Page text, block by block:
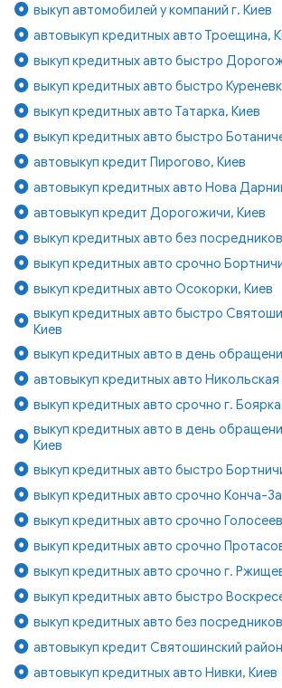
выкуп автомобилей у компаний г. Киев
автовыкуп кредитных авто Троещина,
выкуп кредитных авто быстро
выкуп кредитных авто быстро
выкуп кредитных авто Татарка, Киев
выкуп кредитных авто быстро
автовыкуп кредит Пирогово, Киев
автовыкуп кредитных авто Нова
автовыкуп кредит Дорогожичи, Киев
выкуп кредитных авто без
выкуп кредитных авто срочно
выкуп кредитных авто Осокорки, Киев
выкуп кредитных авто быстро
Киев
выкуп кредитных авто в день
автовыкуп кредитных авто
выкуп кредитных авто срочно г. Боярка
выкуп кредитных авто в день
Киев
выкуп кредитных авто быстро
выкуп кредитных авто срочно Конча-
выкуп кредитных авто срочно
выкуп кредитных авто срочно
выкуп кредитных авто срочно г.
выкуп кредитных авто быстро
выкуп кредитных авто без
автовыкуп кредит Святошинский
автовыкуп кредитных авто Нивки, Киев